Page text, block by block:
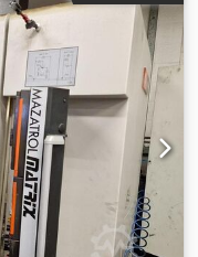
con
VQC-15/40 Año
en el eje X:
Recorridos en el
M-2 Longitud de la
mm Peso máximo de
de herramientas: 30
del husillo:
7,5 kW Largo x
Peso: 4750 kg